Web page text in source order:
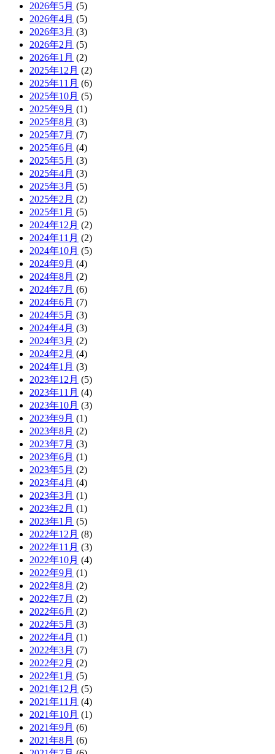
2026年5月 (5)
2026年4月 (5)
2026年3月 (3)
2026年2月 (5)
2026年1月 (2)
2025年12月 (2)
2025年11月 (6)
2025年10月 (5)
2025年9月 (1)
2025年8月 (3)
2025年7月 (7)
2025年6月 (4)
2025年5月 (3)
2025年4月 (3)
2025年3月 (5)
2025年2月 (2)
2025年1月 (5)
2024年12月 (2)
2024年11月 (2)
2024年10月 (5)
2024年9月 (4)
2024年8月 (2)
2024年7月 (6)
2024年6月 (7)
2024年5月 (3)
2024年4月 (3)
2024年3月 (2)
2024年2月 (4)
2024年1月 (3)
2023年12月 (5)
2023年11月 (4)
2023年10月 (3)
2023年9月 (1)
2023年8月 (2)
2023年7月 (3)
2023年6月 (1)
2023年5月 (2)
2023年4月 (4)
2023年3月 (1)
2023年2月 (1)
2023年1月 (5)
2022年12月 (8)
2022年11月 (3)
2022年10月 (4)
2022年9月 (1)
2022年8月 (2)
2022年7月 (2)
2022年6月 (2)
2022年5月 (3)
2022年4月 (1)
2022年3月 (7)
2022年2月 (2)
2022年1月 (5)
2021年12月 (5)
2021年11月 (4)
2021年10月 (1)
2021年9月 (6)
2021年8月 (6)